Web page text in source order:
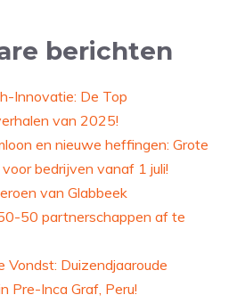
berichten
Innovatie: De Top
van 2025!
en nieuwe heffingen: Grote
bedrijven vanaf 1 juli!
van Glabbeek
50 partnerschappen af te
Vondst: Duizendjaaroude
Pre-Inca Graf, Peru!